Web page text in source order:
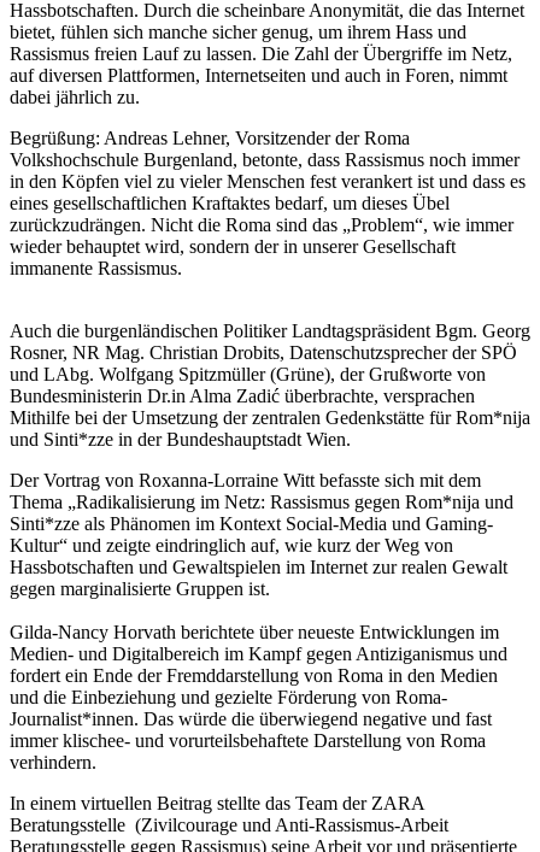
Hassbotschaften. Durch die scheinbare Anonymität, die das Internet
bietet, fühlen sich manche sicher genug, um ihrem Hass und
Rassismus freien Lauf zu lassen. Die Zahl der Übergriffe im Netz,
auf diversen Plattformen, Internetseiten und auch in Foren, nimmt
dabei jährlich zu.
Begrüßung: Andreas Lehner, Vorsitzender der Roma
Volkshochschule Burgenland, betonte, dass Rassismus noch immer
in den Köpfen viel zu vieler Menschen fest verankert ist und dass es
eines gesellschaftlichen Kraftaktes bedarf, um dieses Übel
zurückzudrängen. Nicht die Roma sind das „Problem“, wie immer
wieder behauptet wird, sondern der in unserer Gesellschaft
immanente Rassismus.
Auch die burgenländischen Politiker Landtagspräsident Bgm. Georg
Rosner, NR Mag. Christian Drobits, Datenschutzsprecher der SPÖ
und LAbg. Wolfgang Spitzmüller (Grüne), der Grußworte von
Bundesministerin Dr.in Alma Zadić überbrachte, versprachen
Mithilfe bei der Umsetzung der zentralen Gedenkstätte für Rom*nija
und Sinti*zze in der Bundeshauptstadt Wien.
Der Vortrag von Roxanna-Lorraine Witt befasste sich mit dem
Thema „Radikalisierung im Netz: Rassismus gegen Rom*nija und
Sinti*zze als Phänomen im Kontext Social-Media und Gaming-
Kultur“ und zeigte eindringlich auf, wie kurz der Weg von
Hassbotschaften und Gewaltspielen im Internet zur realen Gewalt
gegen marginalisierte Gruppen ist.
Gilda-Nancy Horvath berichtete über neueste Entwicklungen im
Medien- und Digitalbereich im Kampf gegen Antiziganismus und
fordert ein Ende der Fremddarstellung von Roma in den Medien
und die Einbeziehung und gezielte Förderung von Roma-
Journalist*innen. Das würde die überwiegend negative und fast
immer klischee- und vorurteilsbehaftete Darstellung von Roma
verhindern.
In einem virtuellen Beitrag stellte das Team der ZARA
Beratungsstelle (Zivilcourage und Anti-Rassismus-Arbeit
Beratungsstelle gegen Rassismus) seine Arbeit vor und präsentierte